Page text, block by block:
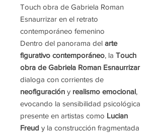
Touch obra de Gabriela Roman
Esnaurrizar en el retrato
contemporáneo femenino
Dentro del panorama del arte
figurativo contemporáneo, la Touch
obra de Gabriela Roman Esnaurrizar
dialoga con corrientes de
neofiguración y realismo emocional,
evocando la sensibilidad psicológica
presente en artistas como Lucian
Freud y la construcción fragmentada